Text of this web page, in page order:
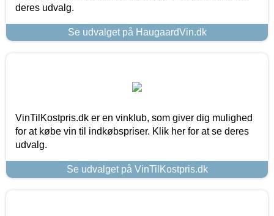
deres udvalg.
Se udvalget på HaugaardVin.dk
VinTilKostpris.dk er en vinklub, som giver dig mulighed
for at købe vin til indkøbspriser. Klik her for at se deres
udvalg.
Se udvalget på VinTilKostpris.dk